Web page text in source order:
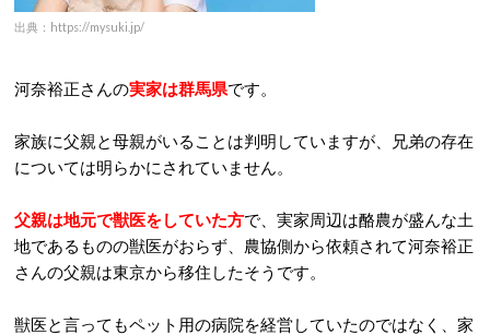
出典：https://mysuki.jp/
河奈裕正さんの実家は群馬県です。
家族に父親と母親がいることは判明していますが、兄弟の存在
については明らかにされていません。
父親は地元で獣医をしていた方で、実家周辺は酪農が盛んな土
地であるものの獣医がおらず、農協側から依頼されて河奈裕正
さんの父親は東京から移住したそうです。
獣医と言ってもペット用の病院を経営していたのではなく、家